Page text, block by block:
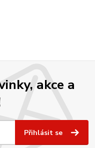
akce a
Přihlásit se